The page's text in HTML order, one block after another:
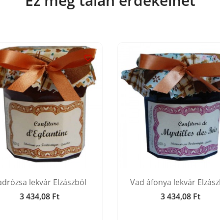

lekvár Elzászból
Ár
3 434,08 Ft
Vad áfonya lekvár
Ár
3 434,08 Ft